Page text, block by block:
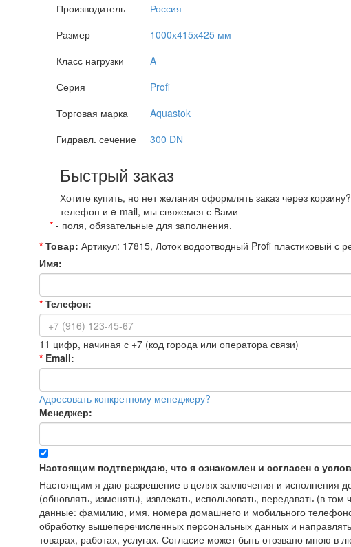
Производитель
Россия
Размер
1000х415х425 мм
Класс нагрузки
A
Серия
Profi
Торговая марка
Aquastok
Гидравл. сечение
300 DN
Быстрый заказ
Хотите купить, но нет желания оформлять заказ через
телефон и e-mail, мы свяжемся с Вами
* - поля, обязательные для заполнения.
* Товар: Артикул: 17815, Лоток водоотводный Profi пластиковый с
Имя:
* Телефон:
11 цифр, начиная с +7 (код города или оператора связи)
* Email:
Адресовать конкретному менеджеру?
Менеджер:
Настоящим подтверждаю, что я ознакомлен и согласен с
Настоящим я даю разрешение в целях заключения и исполнения
(обновлять, изменять), извлекать, использовать, передавать (в
данные: фамилию, имя, номера домашнего и мобильного
обработку вышеперечисленных персональных данных и
товарах, работах, услугах. Согласие может быть отозвано мною